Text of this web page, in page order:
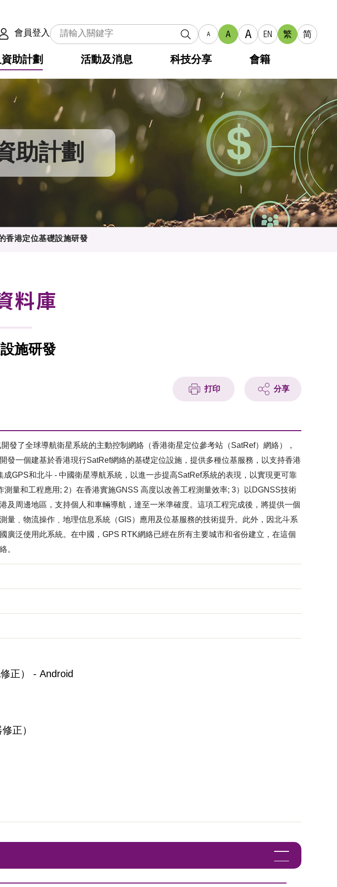
會員登入 A A A EN 繁 简
助計劃 活動及消息 科技分享 會籍
助計劃
香港定位基礎設施研發
料庫
施研發
打印 分享
發了全球導航衛星系統的主動控制網絡（香港衛星定位參考站（SatRef）網絡），
發一個建基於香港現行SatRef網絡的基礎定位設施，提供多種位基服務，以支持香港
GPS和北斗 - 中國衛星導航系統，以進一步提高SatRef系統的表現，以實現更可靠
量和工程應用; 2）在香港實施GNSS 高度以改善工程測量效率; 3）以DGNSS技術
及周邊地區，支持個人和車輛導航，達至一米準確度。這項工程完成後，將提供一個
量﹑物流操作﹑地理信息系統（GIS）應用及位基服務的技術提升。此外，因北斗系
廣泛使用此系統。在中國，GPS RTK網絡已經在所有主要城市和省份建立，在這個
。
正） - Android
正）